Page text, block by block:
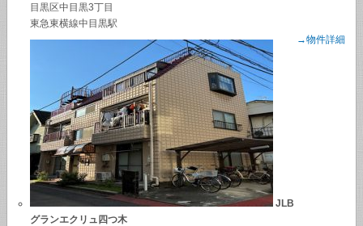
目黒区中目黒3丁目
東急東横線中目黒駅
→物件詳細
JLB
グランエクリュ四つ木